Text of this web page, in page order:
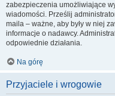
zabezpieczenia umożliwiające
wiadomości. Prześlij
maila – ważne, aby były w niej
informacje o nadawcy.
odpowiednie działania.
Na górę
Przyjaciele i wrogowie